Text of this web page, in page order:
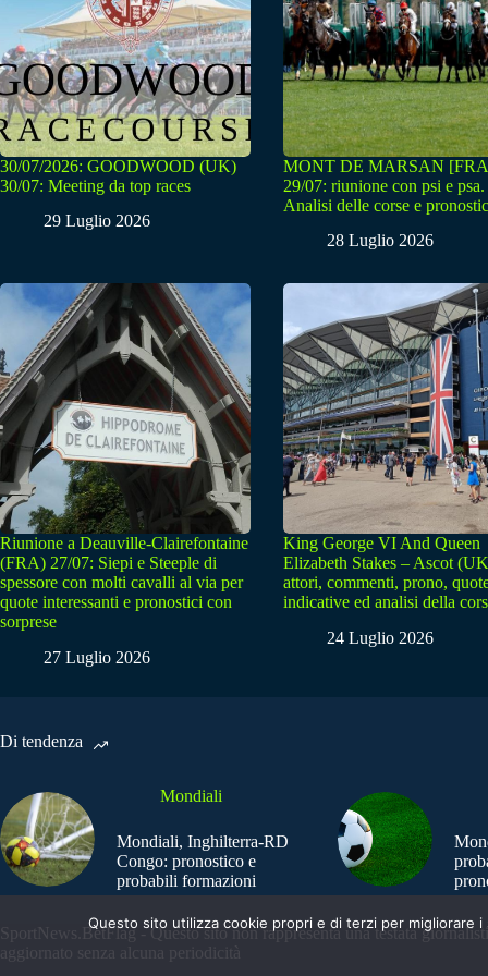
30/07/2026: GOODWOOD (UK)
30/07: Meeting da top races
29 Luglio 2026
MONT DE MARSAN
29/07: riunione con psi e psa.
Analisi delle corse e
28 Luglio 2026
Riunione a Deauville-Clairefontaine
(FRA) 27/07: Siepi e Steeple di
spessore con molti cavalli al via per
quote interessanti e pronostici con
sorprese
27 Luglio 2026
King George VI And Queen
Elizabeth Stakes – Ascot
attori, commenti, prono,
indicative ed analisi della
24 Luglio 2026
Di tendenza
Mondiali
Mondiali, Inghilterra-RD
Congo: pronostico e
probabili formazioni
SportNews.BetFlag - Questo sito non rappresenta una testata
aggiornato senza alcuna periodicità
Questo sito utilizza cookie propri e di terzi per migliorare